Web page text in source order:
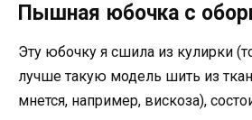
Пышная юбочка с
Эту юбочку я сшила из кулирки
лучше такую модель шить из
мнется, например, вискоза),